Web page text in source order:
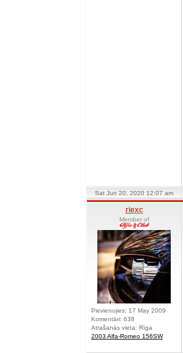
Sat Jun 20, 2020 12:07 am
riexc
Member of
Pievienojies: 17 May 2009
Komentāri: 638
Atrašanās vieta: Rīga
2003 Alfa-Romeo 156SW